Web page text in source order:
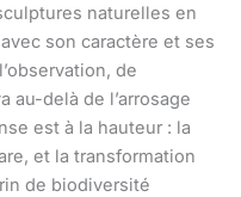
naturelles en
son caractère et ses
de
au-delà de l’arrosage
est à la hauteur : la
et la transformation
de biodiversité